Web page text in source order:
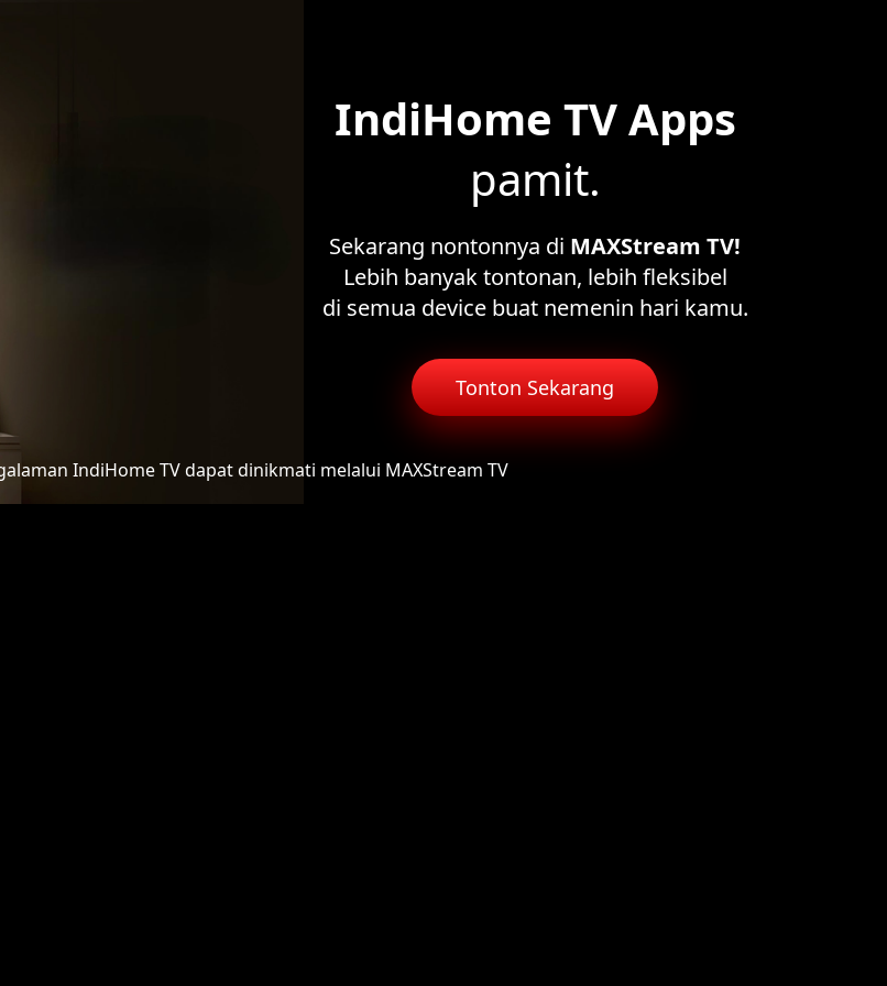
IndiHome TV Apps
pamit.
Sekarang nontonnya di MAXStream TV!
Lebih banyak tontonan, lebih fleksibel
di semua device buat nemenin hari kamu.
Tonton Sekarang
IndiHome TVdapat dinikmati melalui MAXStream TV